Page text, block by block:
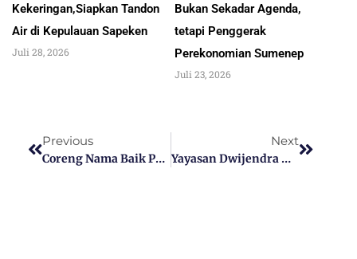
Kekeringan,Siapkan Tandon
Air di Kepulauan Sapeken
Juli 28, 2026
Bukan Sekadar Agenda,
tetapi Penggerak
Perekonomian Sumenep
Juli 23, 2026
Previous
Coreng Nama Baik Polri, Dua Personel Polres Sumenep Di PTDH, Kapolres AKBP Edo Satya: Jangan Jadi Virus Institusi Polri
Next
Yayasan Dwijendra Denpasar Melaksakan Persembahyangan Hari Raya Saraswati